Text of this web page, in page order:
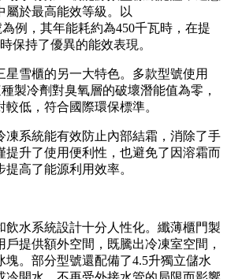
屬於最高能效等級。以
為例，其年能耗約為450千瓦時，在提
保持了優異的能效表現。
星雪櫃的另一大特色。多款型號使用
製冷劑對臭氧層的破壞潛能值為零，
低，符合國際環保標準。
凍系統能有效防止內部結霜，消除了手
提升了使用便利性，也避免了因溶霜而
高了能源利用效率。
飲水系統設計十分人性化。纖薄櫃門製
提供額外空間，既騰出冷凍室空間，
塊。部分型號還配備了4.5升獨立儲水